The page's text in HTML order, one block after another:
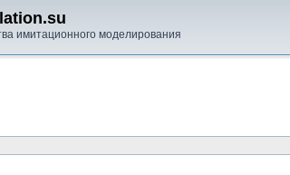
имитационного моделирования